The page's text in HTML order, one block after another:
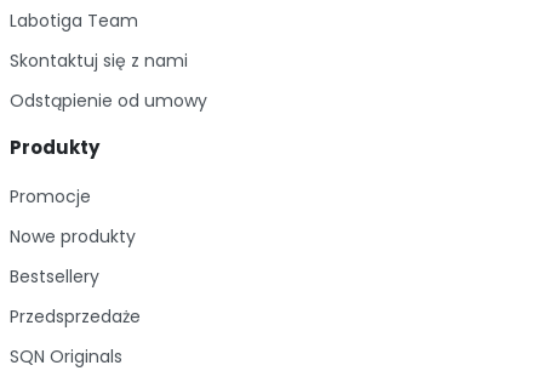
Labotiga Team
Skontaktuj się z nami
Odstąpienie od umowy
Produkty
Promocje
Nowe produkty
Bestsellery
Przedsprzedaże
SQN Originals